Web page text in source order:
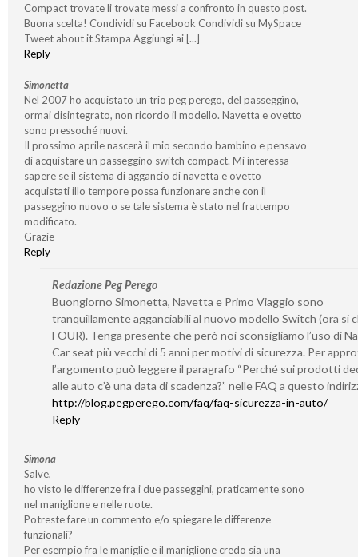
Compact trovate li trovate messi a confronto in questo post.
Buona scelta! Condividi su Facebook Condividi su MySpace
Tweet about it Stampa Aggiungi ai [...]
Reply
Simonetta
Nel 2007 ho acquistato un trio peg perego, del passeggìno,
ormai disintegrato, non ricordo il modello. Navetta e ovetto
sono pressoché nuovi.
Il prossimo aprile nascerà il mio secondo bambino e pensavo
di acquistare un passeggino switch compact. Mi interessa
sapere se il sistema di aggancio di navetta e ovetto
acquistati illo tempore possa funzionare anche con il
passeggino nuovo o se tale sistema è stato nel frattempo
modificato.
Grazie
Reply
Redazione Peg Perego
Buongiorno Simonetta, Navetta e Primo Viaggio sono
tranquillamente agganciabili al nuovo modello Switch (ora si
FOUR). Tenga presente che però noi sconsigliamo l’uso di
Car seat più vecchi di 5 anni per motivi di sicurezza. Per
l’argomento può leggere il paragrafo “Perché sui prodotti
alle auto c’è una data di scadenza?” nelle FAQ a questo
http://blog.pegperego.com/faq/faq-sicurezza-in-auto/
Reply
Simona
Salve,
ho visto le differenze fra i due passeggini, praticamente sono
nel maniglione e nelle ruote.
Potreste fare un commento e/o spiegare le differenze
funzionali?
Per esempio fra le maniglie e il maniglione credo sia una